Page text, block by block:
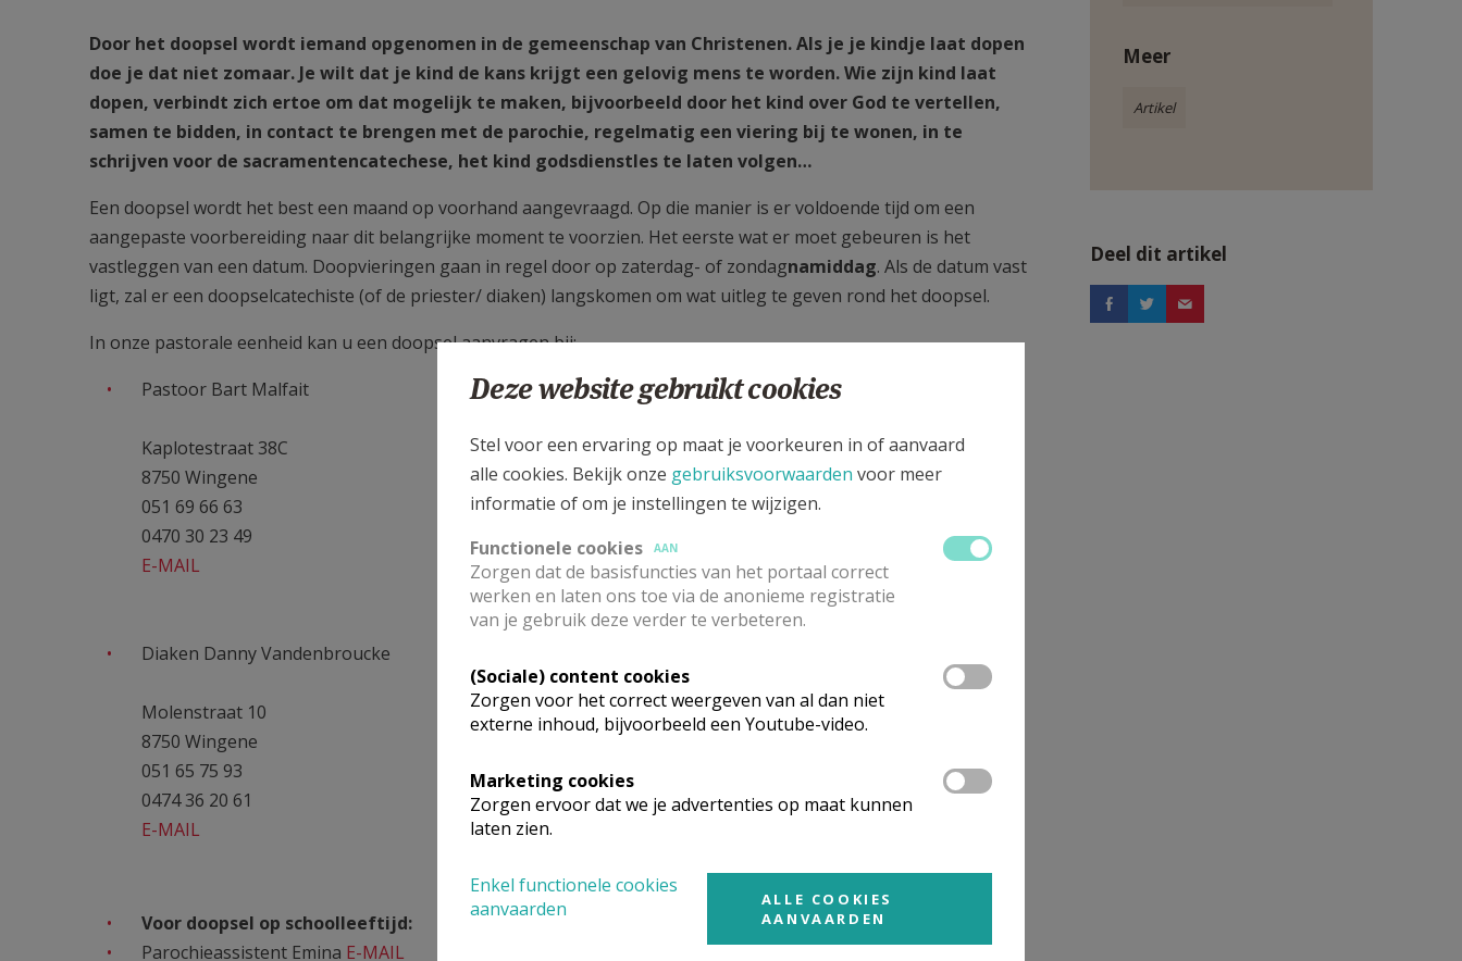
Door het doopsel wordt iemand opgenomen in de gemeenschap van Christenen. Als je je kindje laat dopen
doe je dat niet zomaar. Je wilt dat je kind de kans krijgt een gelovig mens te worden. Wie zijn kind laat
dopen, verbindt zich ertoe om dat mogelijk te maken, bijvoorbeeld door het kind over God te vertellen,
samen te bidden, in contact te brengen met de parochie, regelmatig een viering bij te wonen, in te
schrijven voor de sacramentencatechese, het kind godsdienstles te laten volgen…
Een doopsel wordt het best een maand op voorhand aangevraagd. Op die manier is er voldoende tijd om een
aangepaste voorbereiding naar dit belangrijke moment te voorzien. Het eerste wat er moet gebeuren is het
vastleggen van een datum. Doopvieringen gaan in regel door op zaterdag- of zondagnamiddag. Als de datum vast
ligt, zal er een doopselcatechiste (of de priester/ diaken) langskomen om wat uitleg te geven rond het doopsel.
In onze pastorale eenheid kan u een doopsel aanvragen bij:
Pastoor Bart Malfait
Kaplotestraat 38C
8750 Wingene
051 69 66 63
0470 30 23 49
E-MAIL
Diaken Danny Vandenbroucke
Molenstraat 10
8750 Wingene
051 65 75 93
0474 36 20 61
E-MAIL
Voor doopsel op schoolleeftijd:
Parochieassistent Emina E-MAIL
Meer
Artikel
Deel dit artikel
Deze website gebruikt cookies
Stel voor een ervaring op maat je voorkeuren in of aanvaard
alle cookies. Bekijk onze gebruiksvoorwaarden voor meer
informatie of om je instellingen te wijzigen.
Functionele cookies
AAN
Zorgen dat de basisfuncties van het portaal correct
werken en laten ons toe via de anonieme registratie
van je gebruik deze verder te verbeteren.
(Sociale) content cookies
Zorgen voor het correct weergeven van al dan niet
externe inhoud, bijvoorbeeld een Youtube-video.
Marketing cookies
Zorgen ervoor dat we je advertenties op maat kunnen
laten zien.
Enkel functionele cookies
aanvaarden
ALLE COOKIES
AANVAARDEN